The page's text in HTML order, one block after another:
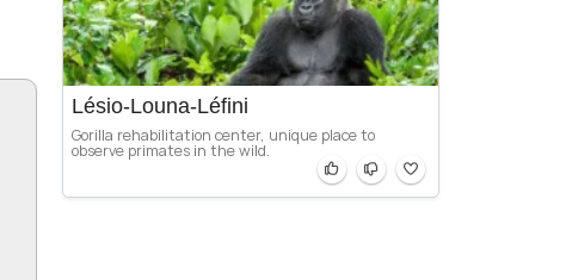
Lésio-Louna-Léfini
Gorilla rehabilitation center, unique place to
observe primates in the wild.